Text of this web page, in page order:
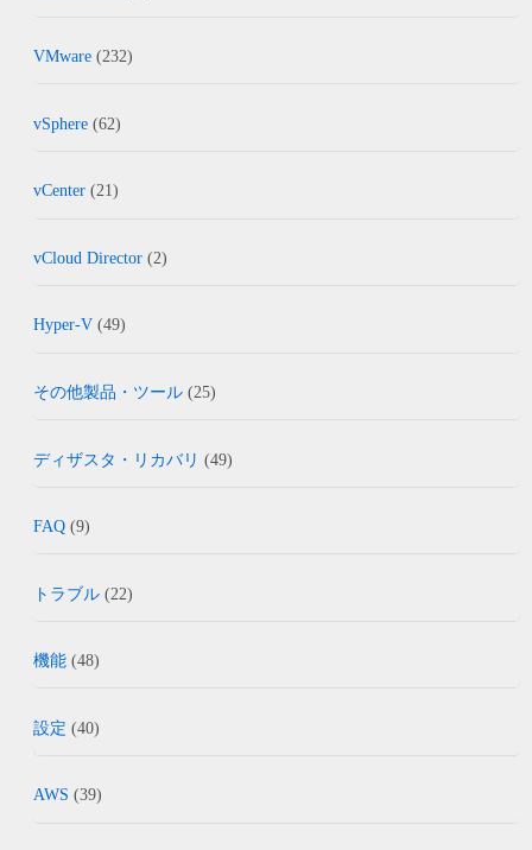
VMware (232)
vSphere (62)
vCenter (21)
vCloud Director (2)
Hyper-V (49)
その他製品・ツール (25)
ディザスタ・リカバリ (49)
FAQ (9)
トラブル (22)
機能 (48)
設定 (40)
AWS (39)